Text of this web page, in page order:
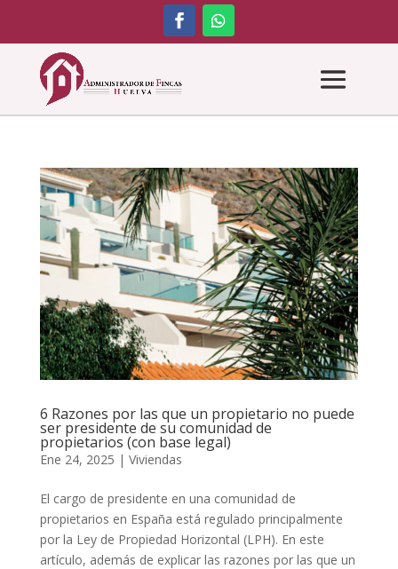
6 Razones por las que un propietario no puede
ser presidente de su comunidad de
propietarios (con base legal)
Ene 24, 2025 | Viviendas
El cargo de presidente en una comunidad de
propietarios en España está regulado principalmente
por la Ley de Propiedad Horizontal (LPH). En este
artículo, además de explicar las razones por las que un